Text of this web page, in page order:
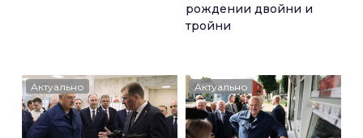
рождении двойни и
тройни
Актуально Актуально